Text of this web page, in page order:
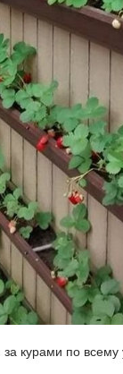
курами по всему